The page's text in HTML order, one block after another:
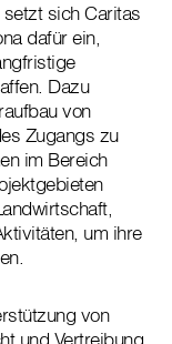
setzt sich Caritas
dafür ein,
Dazu
von
Zugangs zu
im Bereich
um ihre
von